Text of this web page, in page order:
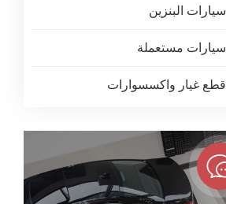
سيارات البنزين
سيارات مستعملة
قطع غيار واكسسوارات